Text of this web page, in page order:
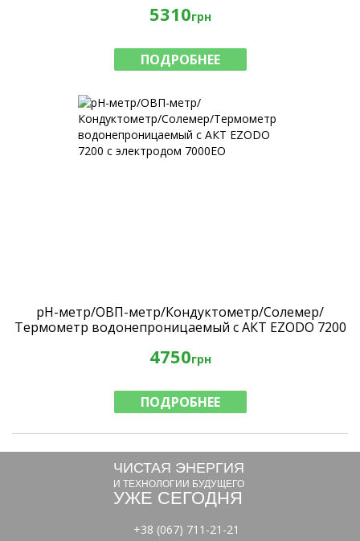
5310грн
ПОДРОБНЕЕ
рН-метр/ОВП-метр/Кондуктометр/Солемер/
Термометр водонепроницаемый с АКТ EZODO 7200
4750грн
ПОДРОБНЕЕ
ЧИСТАЯ ЭНЕРГИЯ
И ТЕХНОЛОГИИ БУДУЩЕГО
УЖЕ СЕГОДНЯ
+38 (067) 711-21-21